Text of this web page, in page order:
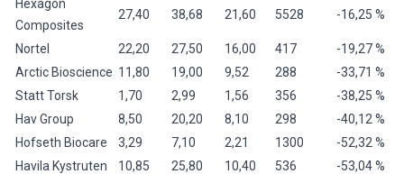
Hexagon
Composites
27,40 38,68 21,60 5528 -16,25 %
Nortel 22,20 27,50 16,00 417
-19,27 %
Arctic Bioscience 11,80 19,00 9,52 288
-33,71 %
Statt Torsk
1,70 2,99 1,56 356
-38,25 %
Hav Group
8,50 20,20 8,10 298
-40,12 %
Hofseth Biocare
3,29 7,10 2,21 1300
-52,32 %
Havila Kystruten
10,85 25,80 10,40 536
-53,04 %